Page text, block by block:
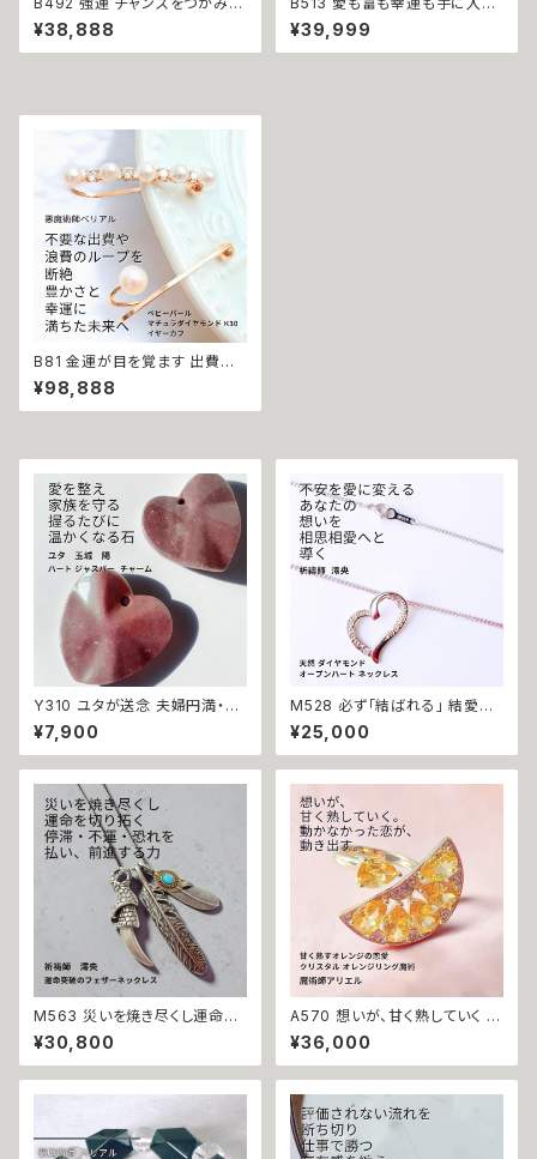
る ギャンブル運 裏切り封じ クリ
スタル ローズ スモーキークォー
ツ ブレスレット 水晶 悪魔術師
呪 本物 魔術師 魔法 強力 引き
寄せ 願いを叶える お守り Brac
¥38,888
る 勝者の運命へ格上げ 強力魔
術 モナムール・アバンダンス レ
ガリアライン エタニティ チェー
¥39,999
B81 金運が目を覚ます 出費体
質に終止符【金運支配】ベビーパ
ール マチュラダイヤモンド K10
イヤーカフ イヤークリップ 悪魔
魔術師 魔法 大開運 金運 財運
幸運 不調を和らげる 浄化 お守
り 叶う おまじない 本物
¥98,888
Y310 ユタが送念 夫婦円満・家
族を守る 愛と絆を結ぶ てぃだ
のくくる珠 ハート ジャスパー チ
ャーム 天然石 お守り 守護守り
子宝 結婚 夫婦円満 仲良し 仲
直り 縁結び 海 沖縄 玉城 ユタ
占い お守り ハート 人間関係 開
運 神人 波
¥7,900
M528 必ず「結ばれる」 結愛叶
和-ゆめとわ- 相思相愛 天然 ダ
イヤモンド オープンハート ネッ
クレス 祈祷師 澪央 縁結び silv
祈祷 成就 運命 お守り 良縁 叶
う 両想い
¥25,000
M563 災いを焼き尽くし運命を
切り拓く 停滞・不運・恐れを払拭
天手力男命 ミラクルフェザー ロ
ングネックレス 祈祷 羽 羽根 ユ
運 厄除け 厄払い 厄祓い 縁切り
開運 強運 本物 お守り 護符 強
¥30,800
A570 想いが、甘く熟していく オ
レンジの恋愛魔術で恋愛成就
スワロフスキークリスタル オレ
ンジリング 指輪 魔術師 アリエ
運 願いが叶う 片想い 愛され 溺
愛 魅力 モテ 恋愛成就 魔術 お
まじない 白魔術
¥36,000